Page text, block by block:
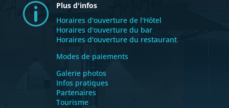
p
Plus d'infos
Horaires d'ouverture de l'Hôtel
Horaires d'ouverture du bar
Horaires d'ouverture du restaurant
Modes de paiements
Galerie photos
Infos pratiques
Partenaires
Tourisme